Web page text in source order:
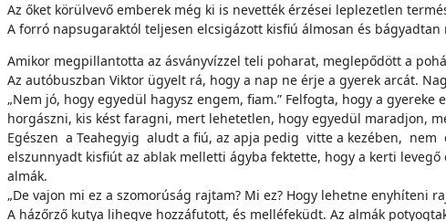
Az őket körülvevő emberek még ki is nevették érzései leplezetlen
A forró napsugaraktól teljesen elcsigázott kisfiú álmosan és
Amikor megpillantotta az ásványvízzel teli poharat, meglepődött a
Az autóbuszban Viktor ügyelt rá, hogy a nap ne érje a gyerek arcát.
„Nem jó, hogy egyedül hagysz engem, fiam.” Felfogta, hogy a
horgászni, kis kést faragni, mert lehetetlen, hogy egyedül maradjon,
Egészen a Teahegyig aludt a fiú, az apja pedig vitte a kezében, nem
elszunnyadt kisfiút az ablak melletti ágyba fektette, hogy a kerti
almák.
„De vajon mi ez a szomorúság rajtam? Mi ez? Hogy lehetne enyhíteni
A házőrző kutya lihegve hozzáfutott, és melléfeküdt. Az almák